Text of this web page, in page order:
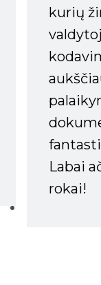
kurių
Labai
rokai!